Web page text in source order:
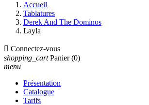
Accueil
Tablatures
Derek And The Dominos
Layla
 Connectez-vous
shopping_cart Panier (0)
menu
Présentation
Catalogue
Tarifs